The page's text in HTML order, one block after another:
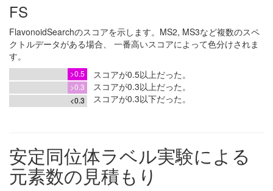
FS
FlavonoidSearchのスコアを示します。MS2, MS3など複数のスペ
クトルデータがある場合、 一番高いスコアによって色分けされま
す。
>0.5 スコアが0.5以上だった。
>0.3 スコアが0.3以上だった。
<0.3 スコアが0.3以下だった。
安定同位体ラベル実験による
元素数の見積もり